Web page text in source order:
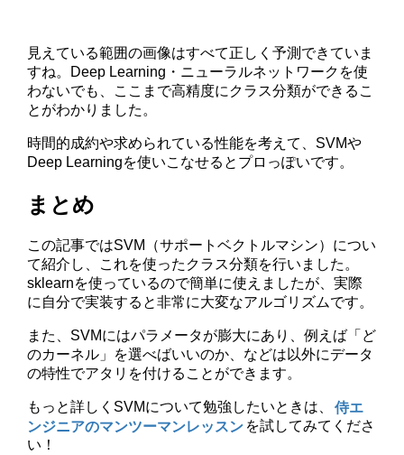
見えている範囲の画像はすべて正しく予測できていま
すね。Deep Learning・ニューラルネットワークを使
わないでも、ここまで高精度にクラス分類ができるこ
とがわかりました。
時間的成約や求められている性能を考えて、SVMや
Deep Learningを使いこなせるとプロっぽいです。
まとめ
この記事ではSVM（サポートベクトルマシン）につい
て紹介し、これを使ったクラス分類を行いました。
sklearnを使っているので簡単に使えましたが、実際
に自分で実装すると非常に大変なアルゴリズムです。
また、SVMにはパラメータが膨大にあり、例えば「ど
のカーネル」を選べばいいのか、などは以外にデータ
の特性でアタリを付けることができます。
もっと詳しくSVMについて勉強したいときは、 侍エ
ンジニアのマンツーマンレッスン を試してみてくださ
い！